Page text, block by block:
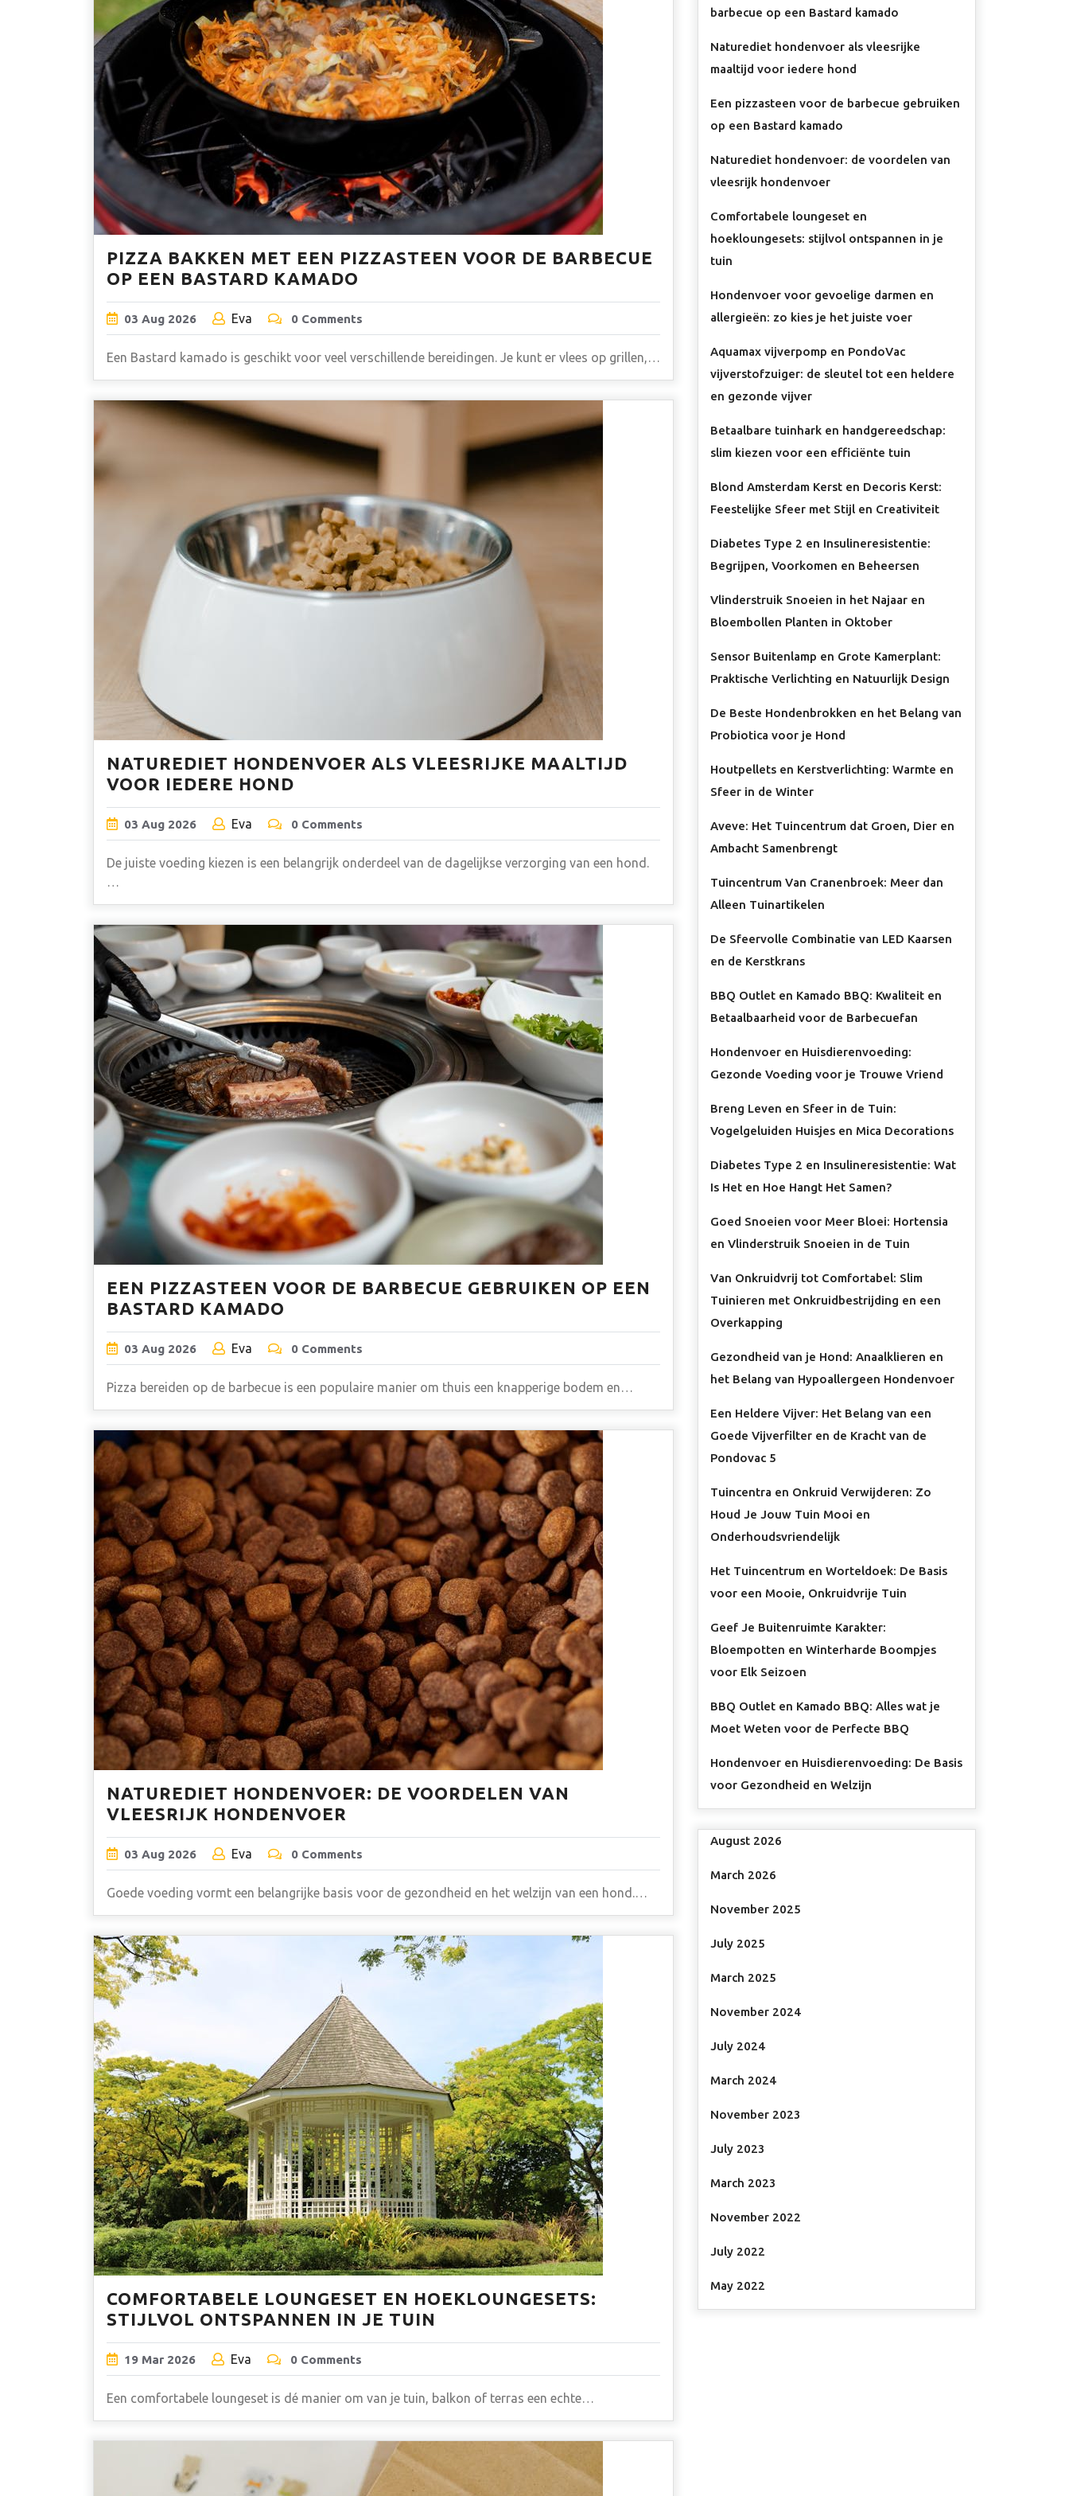
PIZZA BAKKEN MET EEN PIZZASTEEN VOOR DE BARBECUE
OP EEN BASTARD KAMADO
03 Aug 2026 Eva 0 Comments
Een Bastard kamado is geschikt voor veel verschillende bereidingen. Je kunt er vlees op grillen,…
NATUREDIET HONDENVOER ALS VLEESRIJKE MAALTIJD
VOOR IEDERE HOND
03 Aug 2026 Eva 0 Comments
De juiste voeding kiezen is een belangrijk onderdeel van de dagelijkse verzorging van een hond.
…
EEN PIZZASTEEN VOOR DE BARBECUE GEBRUIKEN OP EEN
BASTARD KAMADO
03 Aug 2026 Eva 0 Comments
Pizza bereiden op de barbecue is een populaire manier om thuis een knapperige bodem en…
NATUREDIET HONDENVOER: DE VOORDELEN VAN
VLEESRIJK HONDENVOER
03 Aug 2026 Eva 0 Comments
Goede voeding vormt een belangrijke basis voor de gezondheid en het welzijn van een hond.…
COMFORTABELE LOUNGESET EN HOEKLOUNGESETS:
STIJLVOL ONTSPANNEN IN JE TUIN
19 Mar 2026 Eva 0 Comments
Een comfortabele loungeset is dé manier om van je tuin, balkon of terras een echte…
barbecue op een Bastard kamado
Naturediet hondenvoer als vleesrijke
maaltijd voor iedere hond
Een pizzasteen voor de barbecue gebruiken
op een Bastard kamado
Naturediet hondenvoer: de voordelen van
vleesrijk hondenvoer
Comfortabele loungeset en
hoekloungesets: stijlvol ontspannen in je
tuin
Hondenvoer voor gevoelige darmen en
allergieën: zo kies je het juiste voer
Aquamax vijverpomp en PondoVac
vijverstofzuiger: de sleutel tot een heldere
en gezonde vijver
Betaalbare tuinhark en handgereedschap:
slim kiezen voor een efficiënte tuin
Blond Amsterdam Kerst en Decoris Kerst:
Feestelijke Sfeer met Stijl en Creativiteit
Diabetes Type 2 en Insulineresistentie:
Begrijpen, Voorkomen en Beheersen
Vlinderstruik Snoeien in het Najaar en
Bloembollen Planten in Oktober
Sensor Buitenlamp en Grote Kamerplant:
Praktische Verlichting en Natuurlijk Design
De Beste Hondenbrokken en het Belang van
Probiotica voor je Hond
Houtpellets en Kerstverlichting: Warmte en
Sfeer in de Winter
Aveve: Het Tuincentrum dat Groen, Dier en
Ambacht Samenbrengt
Tuincentrum Van Cranenbroek: Meer dan
Alleen Tuinartikelen
De Sfeervolle Combinatie van LED Kaarsen
en de Kerstkrans
BBQ Outlet en Kamado BBQ: Kwaliteit en
Betaalbaarheid voor de Barbecuefan
Hondenvoer en Huisdierenvoeding:
Gezonde Voeding voor je Trouwe Vriend
Breng Leven en Sfeer in de Tuin:
Vogelgeluiden Huisjes en Mica Decorations
Diabetes Type 2 en Insulineresistentie: Wat
Is Het en Hoe Hangt Het Samen?
Goed Snoeien voor Meer Bloei: Hortensia
en Vlinderstruik Snoeien in de Tuin
Van Onkruidvrij tot Comfortabel: Slim
Tuinieren met Onkruidbestrijding en een
Overkapping
Gezondheid van je Hond: Anaalklieren en
het Belang van Hypoallergeen Hondenvoer
Een Heldere Vijver: Het Belang van een
Goede Vijverfilter en de Kracht van de
Pondovac 5
Tuincentra en Onkruid Verwijderen: Zo
Houd Je Jouw Tuin Mooi en
Onderhoudsvriendelijk
Het Tuincentrum en Worteldoek: De Basis
voor een Mooie, Onkruidvrije Tuin
Geef Je Buitenruimte Karakter:
Bloempotten en Winterharde Boompjes
voor Elk Seizoen
BBQ Outlet en Kamado BBQ: Alles wat je
Moet Weten voor de Perfecte BBQ
Hondenvoer en Huisdierenvoeding: De Basis
voor Gezondheid en Welzijn
August 2026
March 2026
November 2025
July 2025
March 2025
November 2024
July 2024
March 2024
November 2023
July 2023
March 2023
November 2022
July 2022
May 2022